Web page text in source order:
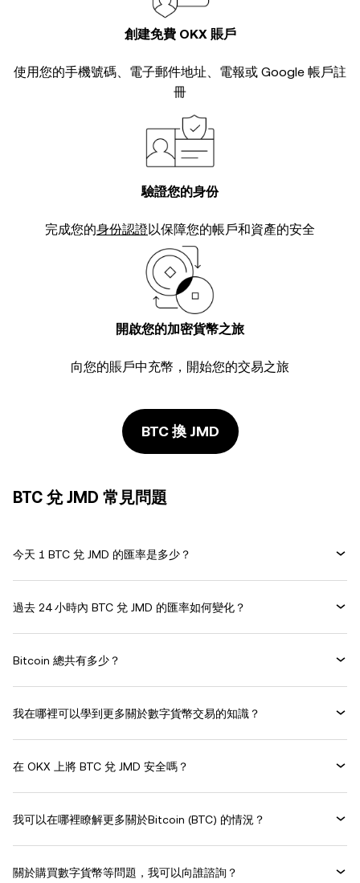
創建免費 OKX 賬戶
使用您的手機號碼、電子郵件地址、電報或 Google 帳戶註
冊
驗證您的身份
完成您的身份認證以保障您的帳戶和資產的安全
開啟您的加密貨幣之旅
向您的賬戶中充幣，開始您的交易之旅
BTC 換 JMD
BTC 兌 JMD 常見問題
今天 1 BTC 兌 JMD 的匯率是多少？
過去 24 小時內 BTC 兌 JMD 的匯率如何變化？
Bitcoin 總共有多少？
我在哪裡可以學到更多關於數字貨幣交易的知識？
在 OKX 上將 BTC 兌 JMD 安全嗎？
我可以在哪裡瞭解更多關於Bitcoin (BTC) 的情況？
關於購買數字貨幣等問題，我可以向誰諮詢？